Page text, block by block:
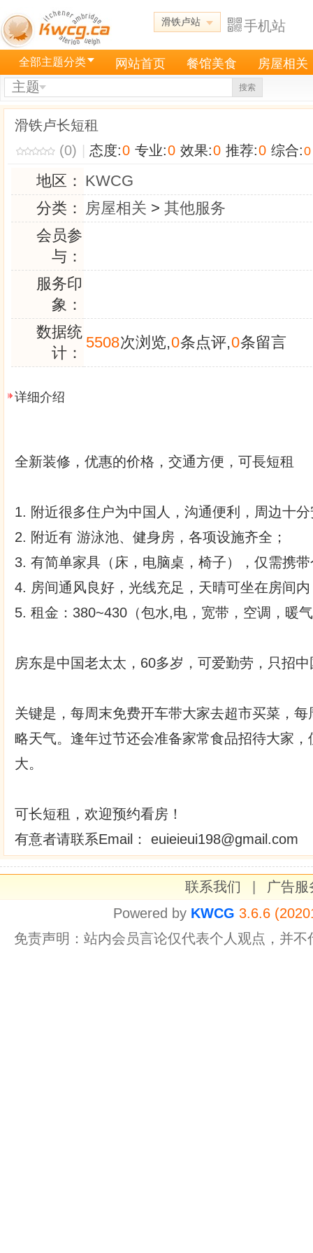
滑铁卢站 手机站
全部主题分类 网站首页 餐馆美食 房屋相关
主题 搜索
滑铁卢长短租
(0)
态度:0 专业:0 效果:0 推荐:0 综合:0
地区： KWCG
分类： 房屋相关 > 其他服务
会员参
与：
服务印
象：
数据统
计：
5508次浏览,0条点评,0条留言
详细介绍
全新装修，优惠的价格，交通方便，可長短租
1. 附近很多住户为中国人，沟通便利，周边十
2. 附近有 游泳池、健身房，各项设施齐全；
3. 有简单家具（床，电脑桌，椅子），仅需携
4. 房间通风良好，光线充足，天晴可坐在房间
5. 租金：380~430（包水,电，宽带，空调，暖
房东是中国老太太，60多岁，可爱勤劳，只招
关键是，每周末免费开车带大家去超市买菜，
略天气。逢年过节还会准备家常食品招待大家
大。
可长短租，欢迎预约看房！
有意者请联系Email： euieieui198@gmail.com
联系我们
广告服
Powered by KWCG 3.6.6
免责声明：站内会员言论仅代表个人观点，并